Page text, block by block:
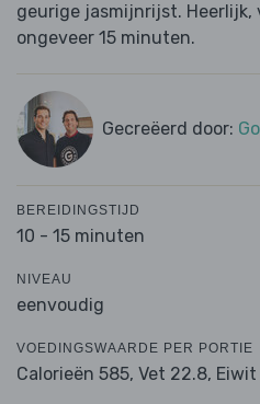
geurige jasmijnrijst. Heerlijk,
ongeveer 15 minuten.
Gecreëerd door:
BEREIDINGSTIJD
10 - 15 minuten
NIVEAU
eenvoudig
VOEDINGSWAARDE PER PORTIE
Calorieën 585, Vet 22.8, Eiwit